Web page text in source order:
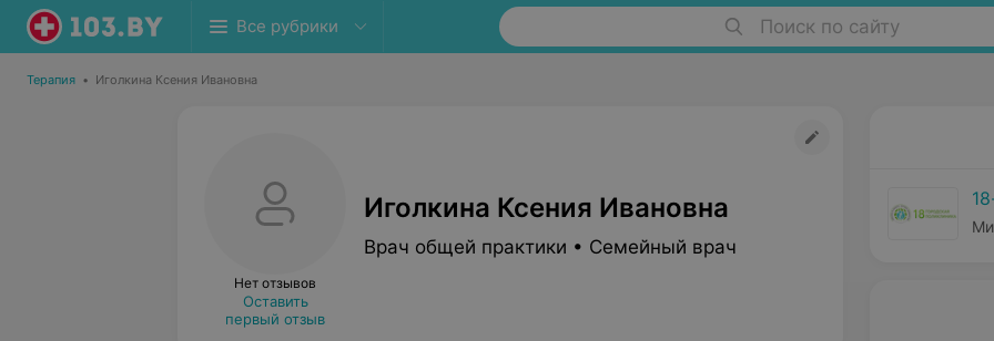
Все рубрики Поиск по сайту
Терапия • Иголкина Ксения Ивановна
Нет отзывов
Оставить
первый отзыв
Иголкина Ксения Ивановна
Врач общей практики • Семейный врач